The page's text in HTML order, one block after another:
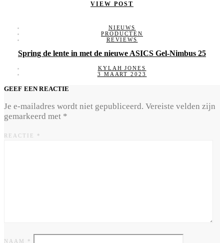
VIEW POST
NIEUWS
PRODUCTEN
REVIEWS
Spring de lente in met de nieuwe ASICS Gel-Nimbus 25
KYLAH JONES
3 MAART 2023
GEEF EEN REACTIE
Je e-mailadres wordt niet gepubliceerd. Vereiste velden zijn
gemarkeerd met *
REACTIE *
NAAM *